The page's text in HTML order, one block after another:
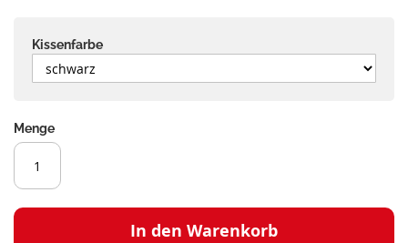
Kissenfarbe
Menge
In den Warenkorb